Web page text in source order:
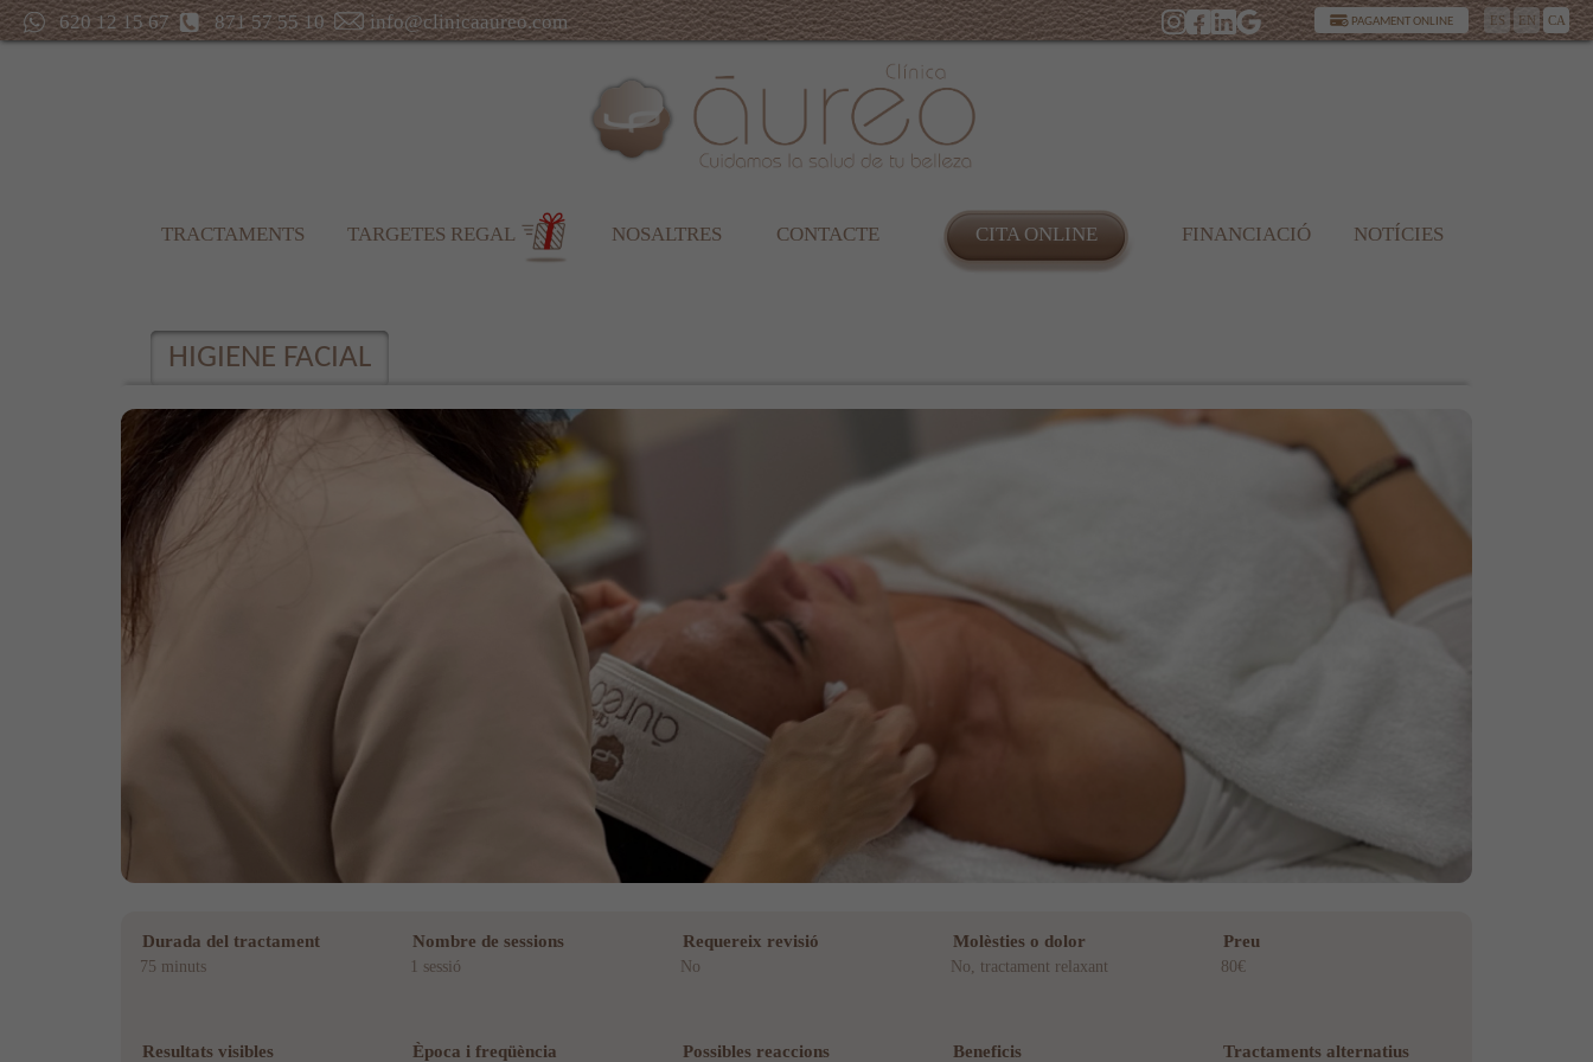
620 12 15 67 871 57 55 10 info@clinicaaureo.com PAGAMENT ONLINE ES EN CA
TRACTAMENTS TARGETES REGAL NOSALTRES CONTACTE CITA ONLINE FINANCIACIÓ NOTÍCIES
HIGIENE FACIAL
Durada del tractament
75 minuts
Nombre de sessions
1 sessió
Requereix revisió
No
Molèsties o dolor
No, tractament relaxant
Preu
80€
Resultats visibles Època i freqüència Possibles reaccions Beneficis Tractaments alternatius